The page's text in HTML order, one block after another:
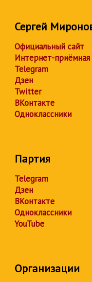
Сергей
Официальный сайт
Интернет-приёмная
Telegram
Дзен
Twitter
ВКонтакте
Одноклассники
Партия
Telegram
Дзен
ВКонтакте
Одноклассники
YouTube
Организации